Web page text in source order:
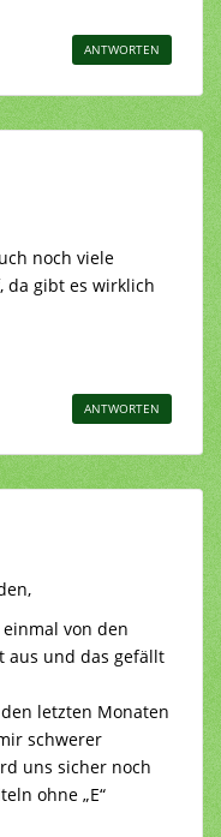
ANTWORTEN
noch viele
da gibt es wirklich
ANTWORTEN
von den
aus und das gefällt
letzten Monaten
schwerer
uns sicher noch
ohne „E“